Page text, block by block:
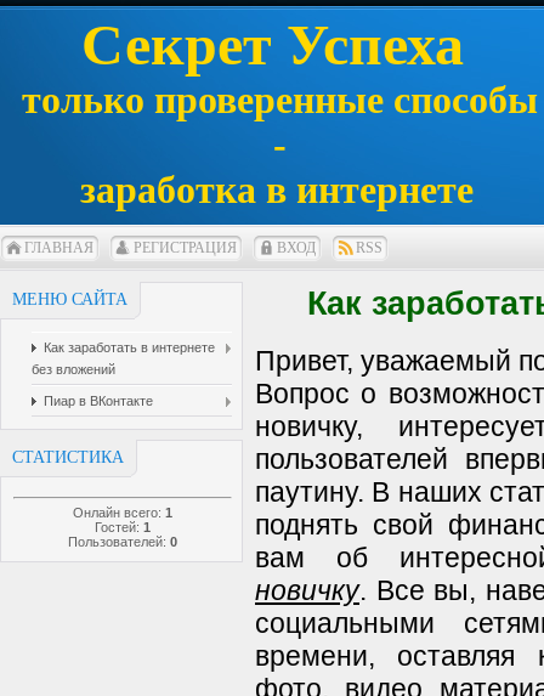
Секрет Успеха
только проверенные способы
-
заработка в интернете
ГЛАВНАЯ РЕГИСТРАЦИЯ ВХОД RSS
МЕНЮ САЙТА
Как заработать в интернете
без вложений
Пиар в ВКонтакте
СТАТИСТИКА
Онлайн всего: 1
Гостей: 1
Пользователей: 0
Как
Привет, уважаемый
Вопрос о
новичку,
пользователей
паутину. В наших
поднять свой
вам об
новичку. Все вы,
социальными
времени, оставляя
фото, видео